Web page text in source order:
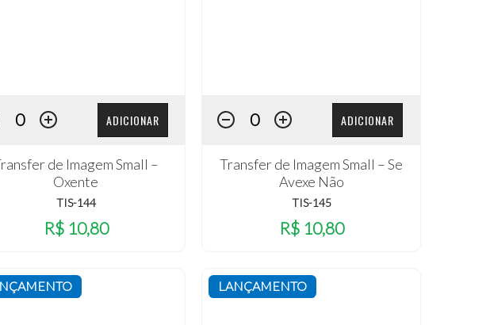
ADICIONAR
de Imagem Small –
Oxente
TIS-144
R$ 10,80
ADICIONAR
Transfer de Imagem Small – Se
Avexe Não
TIS-145
R$ 10,80
LANÇAMENTO